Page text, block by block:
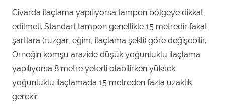
Civarda ilaçlama yapılıyorsa tampon bölgeye dikkat
edilmeli. Standart tampon genellikle 15 metredir fakat
şartlara (rüzgar, eğim, ilaçlama şekli) göre değişebilir.
Örneğin komşu arazide düşük yoğunluklu ilaçlama
yapılıyorsa 8 metre yeterli olabilirken yüksek
yoğunluklu ilaçlamada 15 metreden fazla uzaklık
gerekir.